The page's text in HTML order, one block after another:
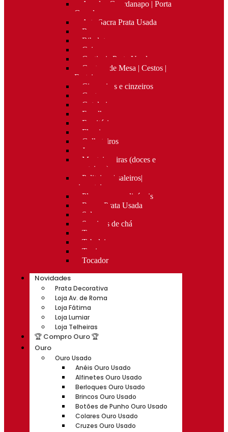
Argolas Guardanapo | Porta
Guardanapos
Arte Sacra Prata Usada
Bar
Bibelots
Caixas
Castiçais Prata Usada
Centros de Mesa | Cestos |
Fruteiras
Cigarreiras e cinzeiros
Costura
Cutelaria
Espelhos
Escritório
Floreiras
Galheteiros
Jarras
Manteigueiras (doces e
manteigas)
Paliteiros | saleiros|
pimenteiros
Placas personalizáveis
Rocas Prata Usada
Salvas
Serviços de chá
Taças
Tabuleiros
Terrinas
Tocador
Novidades
Prata Decorativa
Loja Av. de Roma
Loja Fátima
Loja Lumiar
Loja Telheiras
🏆 Compro Ouro 🏆
Ouro
Ouro Usado
Anéis Ouro Usado
Alfinetes Ouro Usado
Berloques Ouro Usado
Brincos Ouro Usado
Botões de Punho Ouro Usado
Colares Ouro Usado
Cruzes Ouro Usado